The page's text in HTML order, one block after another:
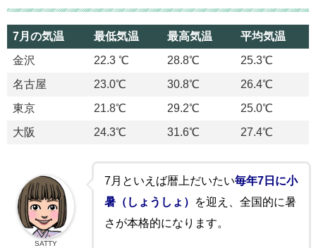
7月の気温 最低気温 最高気温
平均気温
7月の気温
最低気温 最高気温 平均気温
金沢 22.3 ℃ 28.8℃
25.3℃
名古屋
23.0℃ 30.8℃
26.4℃
東京
21.8℃ 29.2℃
25.0℃
大阪
24.3℃ 31.6℃ 27.4℃
7月といえば暦上だいたい毎年7日に小
暑（しょうしょ）
を迎え、全国的に暑
さが本格的になります。
SATTY